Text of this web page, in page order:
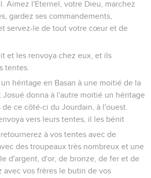
Aimez l'Eternel, votre Dieu, marchez
gardez ses commandements,
servez-le de tout votre cœur et de
et les renvoya chez eux, et ils
tentes.
héritage en Basan à une moitié de la
Josué donna à l'autre moitié un héritage
de ce côté-ci du Jourdain, à l'ouest.
vers leurs tentes, il les bénit
à vos tentes avec de
des troupeaux très nombreux et une
d'argent, d'or, de bronze, de fer et de
avec vos frères le butin de vos